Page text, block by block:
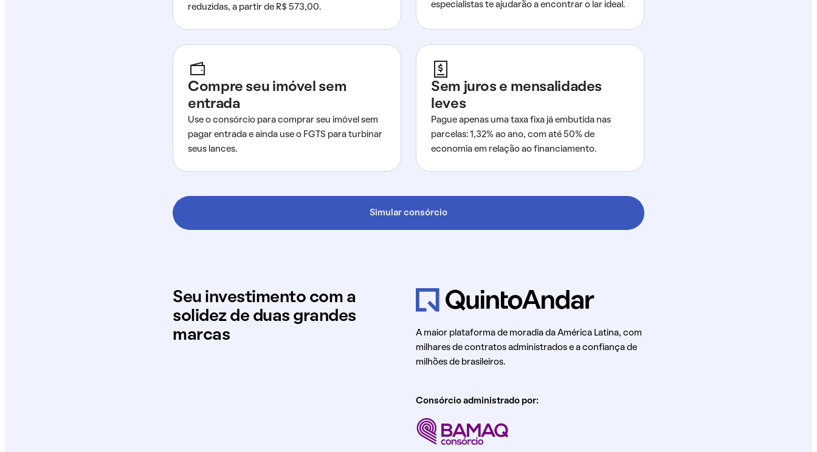
reduzidas, a partir de R$ 573,00.
especialistas te ajudarão a encontrar o lar ideal.
Compre seu imóvel sem
entrada
Use o consórcio para comprar seu imóvel sem
pagar entrada e ainda use o FGTS para turbinar
seus lances.
Sem juros e mensalidades
leves
Pague apenas uma taxa fixa já embutida nas
parcelas: 1,32% ao ano, com até 50% de
economia em relação ao financiamento.
Simular consórcio
Seu investimento com a
solidez de duas grandes
marcas
A maior plataforma de moradia da América Latina, com
milhares de contratos administrados e a confiança de
milhões de brasileiros.
Consórcio administrado por: